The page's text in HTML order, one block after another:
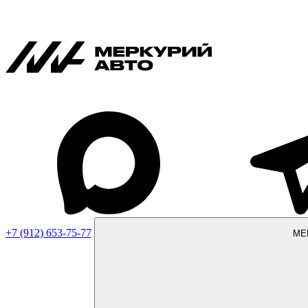
+7 (912) 653-75-77